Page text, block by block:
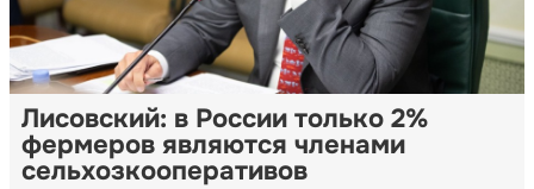
Лисовский: в России только 2%
фермеров являются членами
сельхозкооперативов